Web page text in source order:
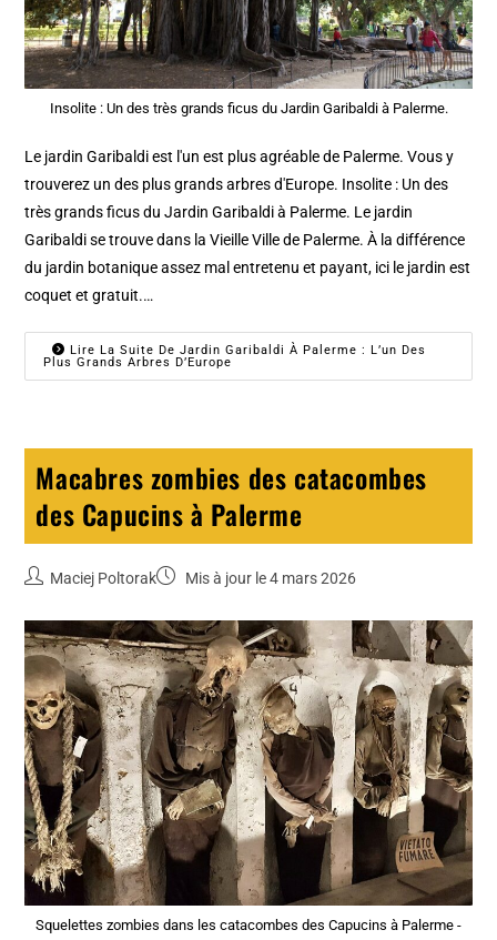
Insolite : Un des très grands ficus du Jardin Garibaldi à Palerme.
Le jardin Garibaldi est l'un est plus agréable de Palerme. Vous y
trouverez un des plus grands arbres d'Europe. Insolite : Un des
très grands ficus du Jardin Garibaldi à Palerme. Le jardin
Garibaldi se trouve dans la Vieille Ville de Palerme. À la différence
du jardin botanique assez mal entretenu et payant, ici le jardin est
coquet et gratuit.…
Lire La Suite De Jardin Garibaldi À Palerme : L’un Des
Plus Grands Arbres D’Europe
Macabres zombies des catacombes
des Capucins à Palerme
Maciej Poltorak Mis à jour le 4 mars 2026
Squelettes zombies dans les catacombes des Capucins à Palerme -